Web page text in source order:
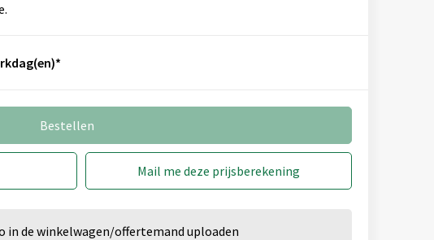
Bestellen
Mail me deze prijsberekening
in de winkelwagen/offertemand uploaden